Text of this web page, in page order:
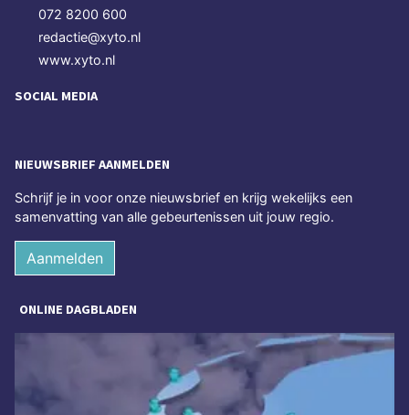
072 8200 600
redactie@xyto.nl
www.xyto.nl
SOCIAL MEDIA
NIEUWSBRIEF AANMELDEN
Schrijf je in voor onze nieuwsbrief en krijg wekelijks een
samenvatting van alle gebeurtenissen uit jouw regio.
Aanmelden
ONLINE DAGBLADEN